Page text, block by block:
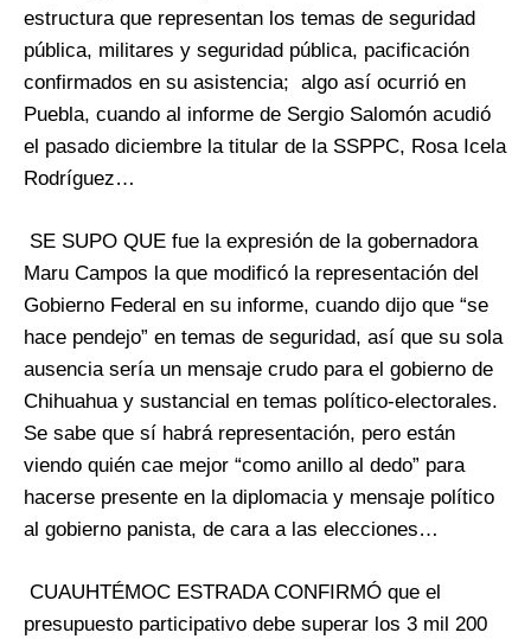
estructura que representan los temas de seguridad
pública, militares y seguridad pública, pacificación
confirmados en su asistencia; algo así ocurrió en
Puebla, cuando al informe de Sergio Salomón acudió
el pasado diciembre la titular de la SSPPC, Rosa Icela
Rodríguez…
SE SUPO QUE fue la expresión de la gobernadora
Maru Campos la que modificó la representación del
Gobierno Federal en su informe, cuando dijo que “se
hace pendejo” en temas de seguridad, así que su sola
ausencia sería un mensaje crudo para el gobierno de
Chihuahua y sustancial en temas político-electorales.
Se sabe que sí habrá representación, pero están
viendo quién cae mejor “como anillo al dedo” para
hacerse presente en la diplomacia y mensaje político
al gobierno panista, de cara a las elecciones…
CUAUHTÉMOC ESTRADA CONFIRMÓ que el
presupuesto participativo debe superar los 3 mil 200